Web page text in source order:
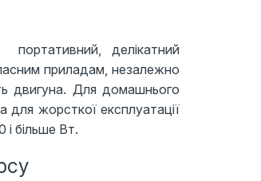
портативний, делікатний
приладам, незалежно
двигуна. Для домашнього
жорсткої експлуатації
більше Вт.